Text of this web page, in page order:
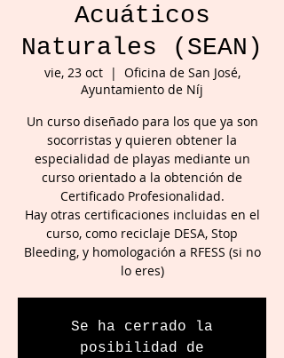
Acuáticos
Naturales (SEAN)
vie, 23 oct
  |
Oficina de San José,
Ayuntamiento de Níj
Un curso diseñado para los que ya son
socorristas y quieren obtener la
especialidad de playas mediante un
curso orientado a la obtención de
Certificado Profesionalidad.
Hay otras certificaciones incluidas en el
curso, como reciclaje DESA, Stop
Bleeding, y homologación a RFESS (si no
lo eres)
Se ha cerrado la
posibilidad de